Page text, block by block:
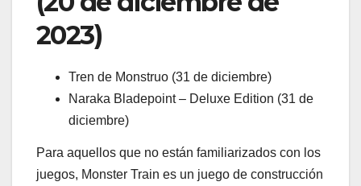
2023)
Tren de Monstruo (31 de diciembre)
Naraka Bladepoint – Deluxe Edition (31 de
diciembre)
Para aquellos que no están familiarizados con los
juegos, Monster Train es un juego de construcción